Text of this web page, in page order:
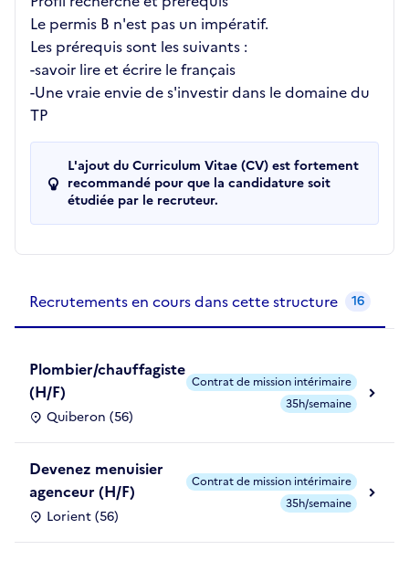
Le permis B n'est pas un impératif.
Les prérequis sont les suivants :
-savoir lire et écrire le français
-Une vraie envie de s'investir dans le domaine du
TP
L'ajout du Curriculum Vitae (CV) est fortement
recommandé pour que la candidature soit
étudiée par le recruteur.
Recrutements en cours dans cette structure 16
Plombier/chauffagiste
(H/F)
Quiberon (56)
Contrat de mission intérimaire
35h/semaine
Devenez menuisier
agenceur (H/F)
Lorient (56)
Contrat de mission intérimaire
35h/semaine